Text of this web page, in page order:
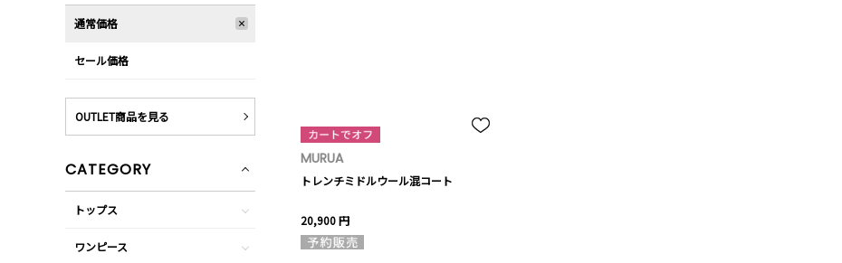
MURUA
トレンチミドルウール混コート
20,900 円
通常価格
セール価格
OUTLET商品を見る
CATEGORY
トップス
ワンピース